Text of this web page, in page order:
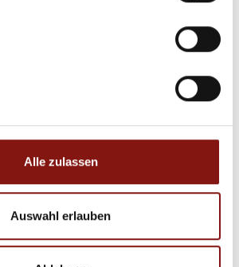
Alle zulassen
Auswahl erlauben